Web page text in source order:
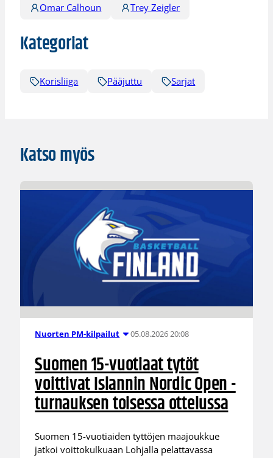
Omar Calhoun
Trey Zeigler
Kategoriat
Korisliiga Pääjuttu Sarjat
Katso myös
Nuorten PM-kilpailut 05.08.2026 20:08
Suomen 15-vuotiaat tytöt
voittivat Islannin Nordic Open -
turnauksen toisessa ottelussa
Suomen 15-vuotiaiden tyttöjen maajoukkue
jatkoi voittokulkuaan Lohjalla pelattavassa